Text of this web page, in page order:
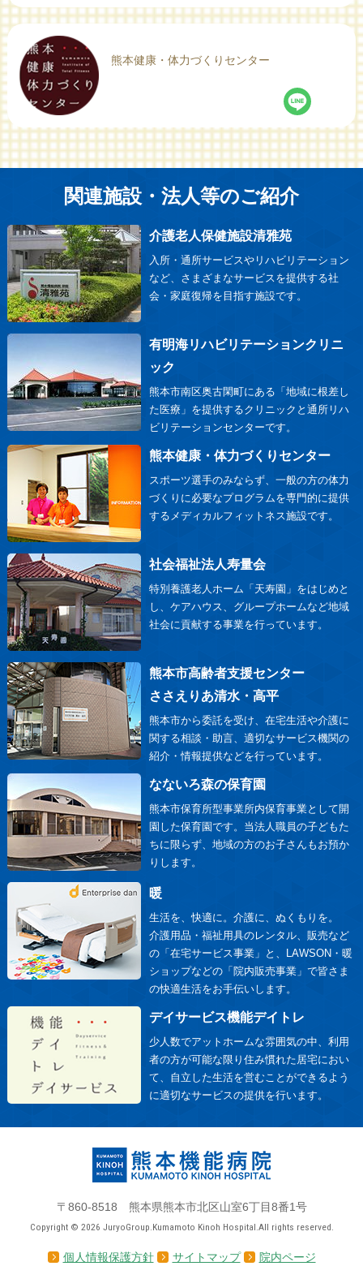
熊本健康・体力づくりセンター
関連施設・法人等のご紹介
介護老人保健施設清雅苑
入所・通所サービスやリハビリテーション
など、さまざまなサービスを提供する社
会・家庭復帰を目指す施設です。
有明海リハビリテーションクリニ
ック
熊本市南区奥古閑町にある「地域に根差し
た医療」を提供するクリニックと通所リハ
ビリテーションセンターです。
熊本健康・体力づくりセンター
スポーツ選手のみならず、一般の方の体力
づくりに必要なプログラムを専門的に提供
するメディカルフィットネス施設です。
社会福祉法人寿量会
特別養護老人ホーム「天寿園」をはじめと
し、ケアハウス、グループホームなど地域
社会に貢献する事業を行っています。
熊本市高齢者支援センター
ささえりあ清水・高平
熊本市から委託を受け、在宅生活や介護に
関する相談・助言、適切なサービス機関の
紹介・情報提供などを行っています。
なないろ森の保育園
熊本市保育所型事業所内保育事業として開
園した保育園です。当法人職員の子どもた
ちに限らず、地域の方のお子さんもお預か
りします。
暖
生活を、快適に。介護に、ぬくもりを。
介護用品・福祉用具のレンタル、販売など
の「在宅サービス事業」と、LAWSON・暖
ショップなどの「院内販売事業」で皆さま
の快適生活をお手伝いします。
デイサービス機能デイトレ
少人数でアットホームな雰囲気の中、利用
者の方が可能な限り住み慣れた居宅におい
て、自立した生活を営むことができるよう
に適切なサービスの提供を行います。
〒860-8518 熊本県熊本市北区山室6丁目8番1号
Copyright © 2026 JuryoGroup.Kumamoto Kinoh Hospital.All rights reserved.
個人情報保護方針 サイトマップ 院内ページ